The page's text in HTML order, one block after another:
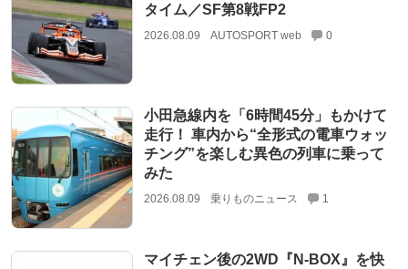
タイム／SF第8戦FP2
2026.08.09 AUTOSPORT web 0
小田急線内を「6時間45分」もかけて
走行！ 車内から“全形式の電車ウォッ
チング”を楽しむ異色の列車に乗って
みた
2026.08.09 乗りものニュース 1
マイチェン後の2WD『N-BOX』を快